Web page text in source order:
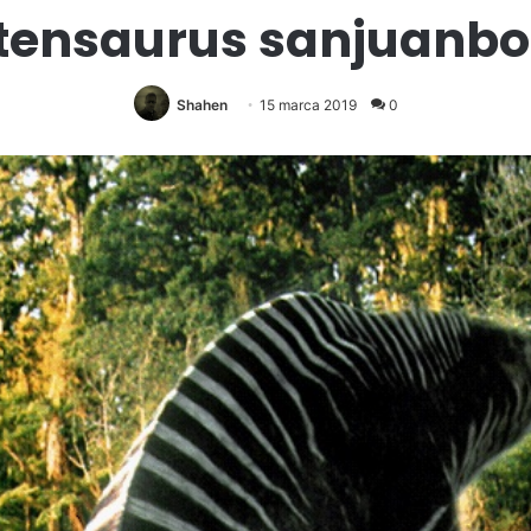
Shahen 15 marca 2019 0